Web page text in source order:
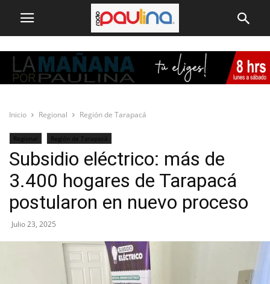
Inicio Regional Región de Tarapacá
Regional Región de Tarapacá
Subsidio eléctrico: más de
3.400 hogares de Tarapacá
postularon en nuevo proceso
Julio 23, 2025